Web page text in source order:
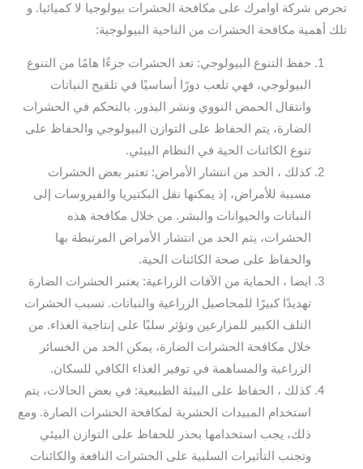
تحرص شركة اوامرك على مكافحة الحشرات بيولوجيا لا كميائيا. و
تلك أهمية مكافحة الحشرات من الناحية البيولوجية:
حفظ التنوع البيولوجي: تعد الحشرات جزءًا هامًا من التنوع
البيولوجي، فهي تلعب دورًا أساسيًا في تلقيح النباتات
وانتقال الحمض النووي ونشر البذور. بالتحكم في الحشرات
الضارة، يتم الحفاظ على التوازن البيولوجي والحفاظ على
تنوع الكائنات الحية في النظام البيئي.
كذلك ، الحد من انتشار الأمراض: تعتبر بعض الحشرات
مسببة للأمراض، إذ يمكنها نقل البكتيريا والفيروسات إلى
النباتات والحيوانات والبشر. من خلال مكافحة هذه
الحشرات، يتم الحد من انتشار الأمراض المرتبطة بها
والحفاظ على صحة الكائنات الحية.
ايضا ، الحماية من الآفات الزراعية: يعتبر الحشرات الضارة
تهديدًا كبيرًا للمحاصيل الزراعية والنباتات. تسبب الحشرات
التلف الكبير للمزارعين وتؤثر سلبًا على إنتاجية الغذاء. من
خلال مكافحة الحشرات الضارة، يمكن الحد من الخسائر
الزراعية والمساهمة في توفير الغذاء الكافي للسكان.
كذلك ، الحفاظ على البيئة الطبيعية: في بعض الحالات، يتم
استخدام المبيدات الحشرية لمكافحة الحشرات الضارة. ومع
ذلك، يجب استخدامها بحذر للحفاظ على التوازن البيئي
وتجنب التأثيرات السلبية على الحشرات النافعة والكائنات